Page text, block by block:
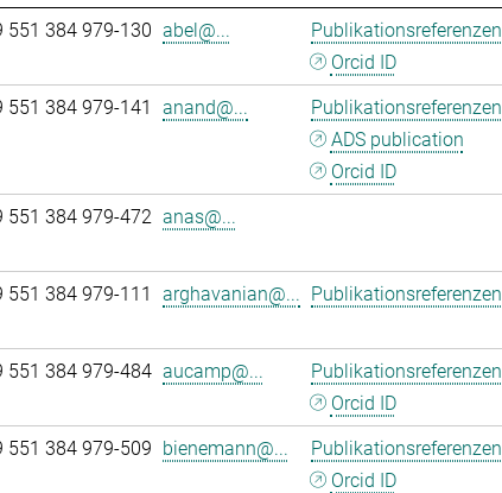
551 384 979-130 abel@...
Publikationsreferenzen
Orcid ID
551 384 979-141 anand@...
Publikationsreferenzen
ADS publication
Orcid ID
551 384 979-472 anas@...
551 384 979-111 arghavanian@... Publikationsreferenzen
551 384 979-484 aucamp@...
Publikationsreferenzen
Orcid ID
551 384 979-509 bienemann@...
Publikationsreferenzen
Orcid ID